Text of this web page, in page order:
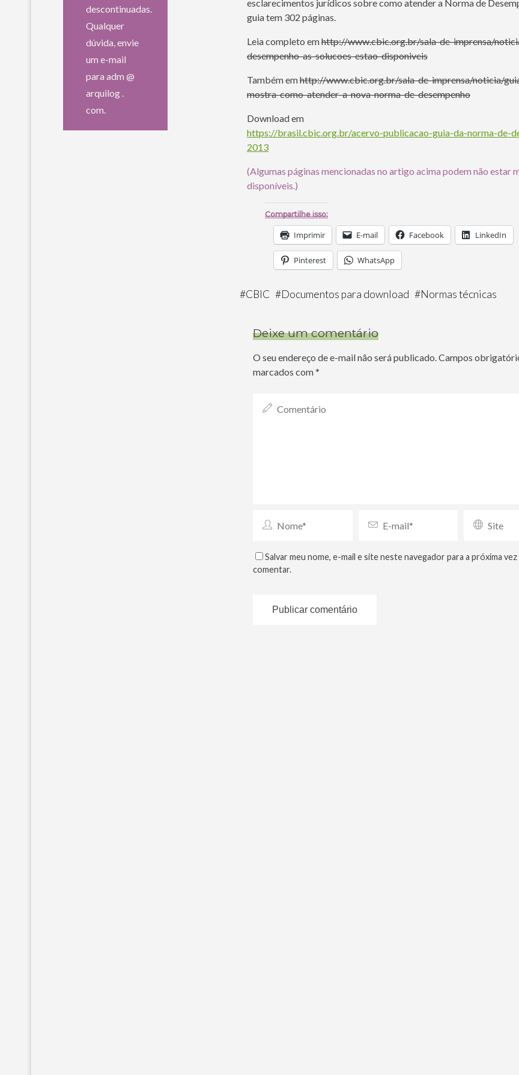
esclarecimentos jurídicos sobre como atender a Norma de
guia tem 302 páginas.
Leia completo emhttp://www.cbic.org.br/sala-de-imprensa/
desempenho-as-solucoes-estao-disponiveis
Também emhttp://www.cbic.org.br/sala-de-imprensa/noticia/
mostra-como-atender-a-nova-norma-de-desempenho
Download em
https://brasil.cbic.org.br/acervo-publicacao-guia-da-norma-de-
2013
(Algumas páginas mencionadas no artigo acima podem não estar
disponíveis.)
Compartilhe isso:
Imprimir E-mail Facebook LinkedIn
Pinterest WhatsApp
#CBIC #Documentos para download #Normas técnicas
Deixe um comentário
O seu endereço de e-mail não será publicado.Campos
marcados com*
Salvar meu nome, e-mail e site neste navegador para a próxima vez
comentar.
descontinuadas.
Qualquer
dúvida, envie
um e-mail
para adm @
arquilog .
com.